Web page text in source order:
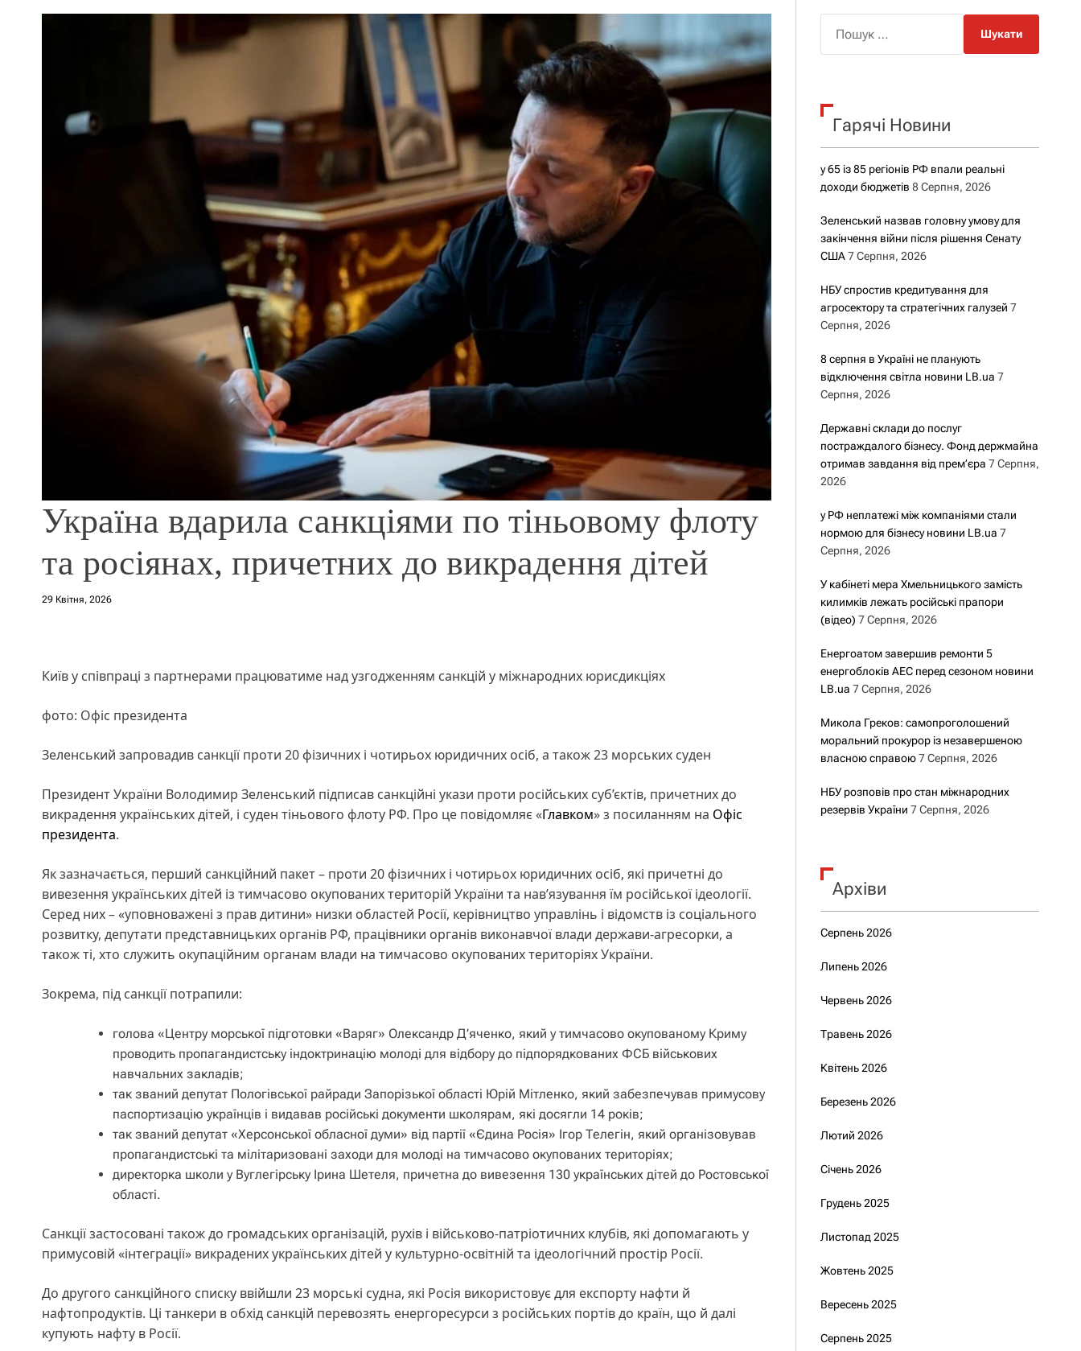
р
о
у
Україна вдарила санкціями по тіньовому флоту
та росіянах, причетних до викрадення дітей
29 Квітня, 2026
Київ у співпраці з партнерами працюватиме над узгодженням санкцій у міжнародних юрисдикціях
фото: Офіс президента
Зеленський запровадив санкції проти 20 фізичних і чотирьох юридичних осіб, а також 23 морських суден
Президент України Володимир Зеленський підписав санкційні укази проти російських суб’єктів, причетних до
викрадення українських дітей, і суден тіньового флоту РФ. Про це повідомляє «Главком» з посиланням на Офіс
президента.
Як зазначається, перший санкційний пакет – проти 20 фізичних і чотирьох юридичних осіб, які причетні до
вивезення українських дітей із тимчасово окупованих територій України та нав’язування їм російської ідеології.
Серед них – «уповноважені з прав дитини» низки областей Росії, керівництво управлінь і відомств із соціального
розвитку, депутати представницьких органів РФ, працівники органів виконавчої влади держави-агресорки, а
також ті, хто служить окупаційним органам влади на тимчасово окупованих територіях України.
Зокрема, під санкції потрапили:
голова «Центру морської підготовки «Варяг» Олександр Д’яченко, який у тимчасово окупованому Криму
проводить пропагандистську індоктринацію молоді для відбору до підпорядкованих ФСБ військових
навчальних закладів;
так званий депутат Пологівської райради Запорізької області Юрій Мітленко, який забезпечував примусову
паспортизацію українців і видавав російські документи школярам, які досягли 14 років;
так званий депутат «Херсонської обласної думи» від партії «Єдина Росія» Ігор Телегін, який організовував
пропагандистські та мілітаризовані заходи для молоді на тимчасово окупованих територіях;
директорка школи у Вуглегірську Ірина Шетеля, причетна до вивезення 130 українських дітей до Ростовської
області.
Санкції застосовані також до громадських організацій, рухів і військово-патріотичних клубів, які допомагають у
примусовій «інтеграції» викрадених українських дітей у культурно-освітній та ідеологічний простір Росії.
До другого санкційного списку ввійшли 23 морські судна, які Росія використовує для експорту нафти й
нафтопродуктів. Ці танкери в обхід санкцій перевозять енергоресурси з російських портів до країн, що й далі
купують нафту в Росії.
к
Гарячі Новини
у 65 із 85 регіонів РФ впали реальні
доходи бюджетів 8 Серпня, 2026
Зеленський назвав головну умову для
закінчення війни після рішення Сенату
США 7 Серпня, 2026
НБУ спростив кредитування для
агросектору та стратегічних галузей 7
Серпня, 2026
8 серпня в Україні не планують
відключення світла новини LB.ua 7
Серпня, 2026
Державні склади до послуг
постраждалого бізнесу. Фонд держмайна
отримав завдання від прем’єра 7 Серпня,
2026
у РФ неплатежі між компаніями стали
нормою для бізнесу новини LB.ua 7
Серпня, 2026
У кабінеті мера Хмельницького замість
килимків лежать російські прапори
(відео) 7 Серпня, 2026
Енергоатом завершив ремонти 5
енергоблоків АЕС перед сезоном новини
LB.ua 7 Серпня, 2026
Микола Греков: самопроголошений
моральний прокурор із незавершеною
власною справою 7 Серпня, 2026
НБУ розповів про стан міжнародних
резервів України 7 Серпня, 2026
Архіви
Серпень 2026
Липень 2026
Червень 2026
Травень 2026
Квітень 2026
Березень 2026
Лютий 2026
Січень 2026
Грудень 2025
Листопад 2025
Жовтень 2025
Вересень 2025
Серпень 2025